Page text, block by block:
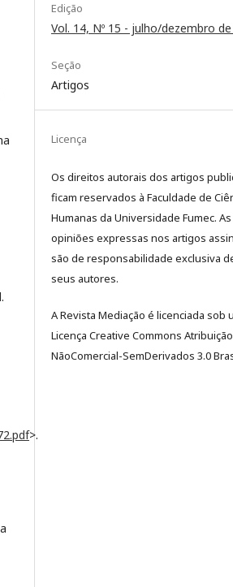
>.
Edição
Vol. 14, Nº 15 - julho/dezembro
Seção
Artigos
Licença
Os direitos autorais dos artigos
ficam reservados à Faculdade de
Humanas da Universidade Fumec. As
opiniões expressas nos artigos
são de responsabilidade exclusiva
seus autores.
A Revista Mediação é licenciada sob
Licença Creative Commons
NãoComercial-SemDerivados 3.0